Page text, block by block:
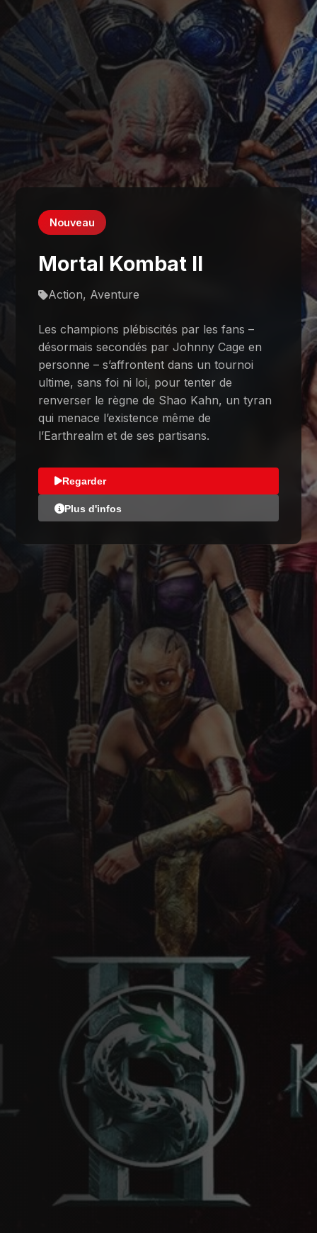
Nouveau
Mortal Kombat II
Action, Aventure
Les champions plébiscités par les fans –
désormais secondés par Johnny Cage en
personne – s’affrontent dans un tournoi
ultime, sans foi ni loi, pour tenter de
renverser le règne de Shao Kahn, un tyran
qui menace l’existence même de
l’Earthrealm et de ses partisans.
Regarder
Plus d'infos